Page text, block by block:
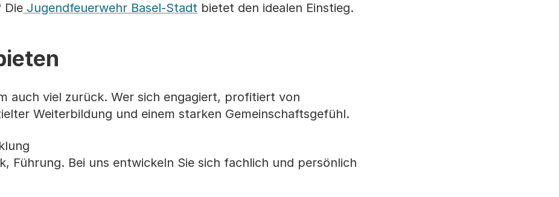
Die Jugendfeuerwehr Basel-Stadt bietet den idealen Einstieg.
auch viel zurück. Wer sich engagiert, profitiert von
Weiterbildung und einem starken Gemeinschaftsgefühl.
Führung. Bei uns entwickeln Sie sich fachlich und persönlich